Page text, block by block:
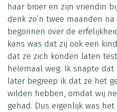
haar broer en zijn vriendin
denk zo’n twee maanden
begonnen over de
kans was dat zij ook een
dat ze zich konden laten
helemaal weg. Ik snapte dat
later begreep ik dat ze het
wilden hebben, omdat wij
gehad. Dus eigenlijk was